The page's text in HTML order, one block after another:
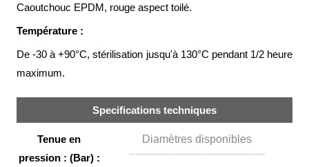
Laiteries
Véhicules
utilitaires
Viticulture
Caoutchouc EPDM, rouge aspect toilé.
Température :
De -30 à +90°C, stérilisation jusqu'à 130°C pendant 1/2 heure
maximum.
Specifications techniques
Tenue en
pression : (Bar) :
Diamètres disponibles